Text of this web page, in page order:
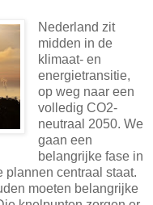
Nederland zit
midden in de
klimaat- en
energietransitie,
op weg naar een
volledig CO2-
neutraal 2050. We
gaan een
belangrijke fase in
plannen centraal staat.
moeten belangrijke